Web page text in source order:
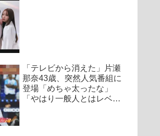
「テレビから消えた」片瀬
那奈43歳、突然人気番組に
登場「めちゃ太ったな」
「やはり一般人とはレベル